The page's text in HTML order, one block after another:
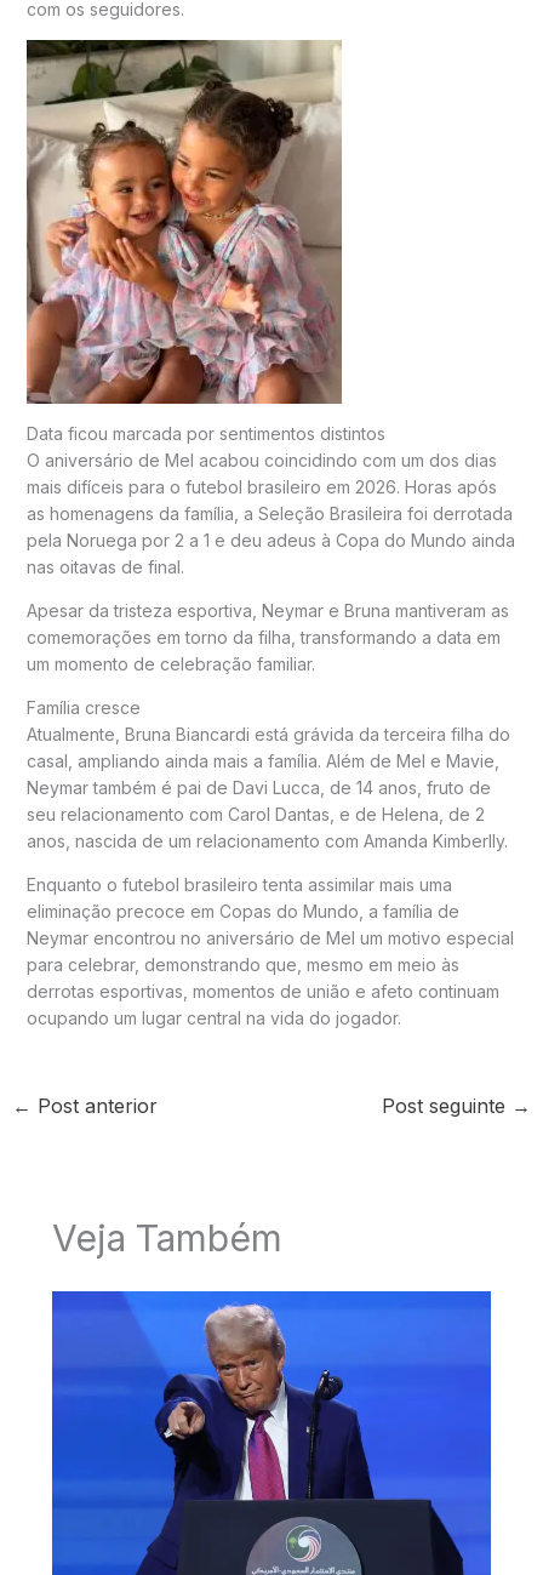
com os seguidores.
Data ficou marcada por sentimentos distintos
O aniversário de Mel acabou coincidindo com um dos dias
mais difíceis para o futebol brasileiro em 2026. Horas após
as homenagens da família, a Seleção Brasileira foi derrotada
pela Noruega por 2 a 1 e deu adeus à Copa do Mundo ainda
nas oitavas de final.
Apesar da tristeza esportiva, Neymar e Bruna mantiveram as
comemorações em torno da filha, transformando a data em
um momento de celebração familiar.
Família cresce
Atualmente, Bruna Biancardi está grávida da terceira filha do
casal, ampliando ainda mais a família. Além de Mel e Mavie,
Neymar também é pai de Davi Lucca, de 14 anos, fruto de
seu relacionamento com Carol Dantas, e de Helena, de 2
anos, nascida de um relacionamento com Amanda Kimberlly.
Enquanto o futebol brasileiro tenta assimilar mais uma
eliminação precoce em Copas do Mundo, a família de
Neymar encontrou no aniversário de Mel um motivo especial
para celebrar, demonstrando que, mesmo em meio às
derrotas esportivas, momentos de união e afeto continuam
ocupando um lugar central na vida do jogador.
← Post anterior Post seguinte →
Veja Também